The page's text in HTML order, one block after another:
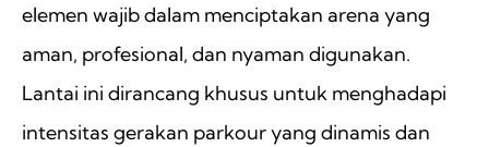
elemen wajib dalam menciptakan arena yang
aman, profesional, dan nyaman digunakan.
Lantai ini dirancang khusus untuk menghadapi
intensitas gerakan parkour yang dinamis dan